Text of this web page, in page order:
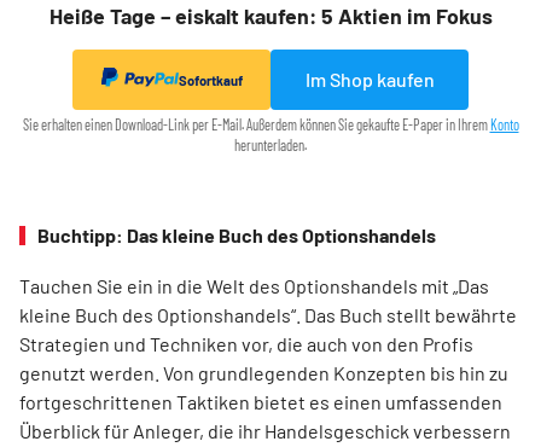
Heiße Tage – eiskalt kaufen: 5 Aktien im Fokus
Sofortkauf Im Shop kaufen
Sie erhalten einen Download-Link per E-Mail. Außerdem können Sie gekaufte E-Paper in Ihrem Konto
herunterladen.
Buchtipp: Das kleine Buch des Optionshandels
Tauchen Sie ein in die Welt des Optionshandels mit „Das
kleine Buch des Optionshandels“. Das Buch stellt bewährte
Strategien und Techniken vor, die auch von den Profis
genutzt werden. Von grundlegenden Konzepten bis hin zu
fortgeschrittenen Taktiken bietet es einen umfassenden
Überblick für Anleger, die ihr Handelsgeschick verbessern